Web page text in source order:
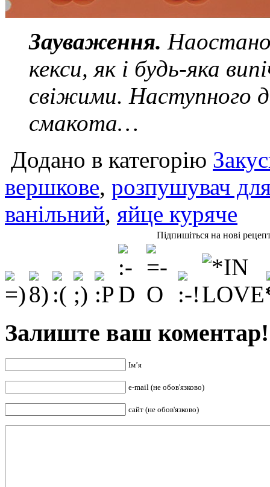
Зауваження.
кекси, як і будь-яка
свіжими. Наступного
смакота…
Додано в категорію
вершкове, розпушувач для
ванільний, яйце куряче
Підпишіться на нові
Залиште ваш коментар!
Ім’я
e-mail (не обов'язково)
сайт (не обов'язково)